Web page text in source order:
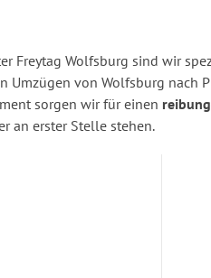
Freytag Wolfsburg sind wir
Umzügen von Wolfsburg nach
sorgen wir für einen
an erster Stelle stehen.